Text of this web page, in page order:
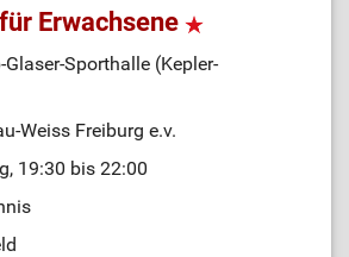
Erwachsene
Glaser-Sporthalle (Kepler-
Weiss Freiburg e.v.
19:30 bis 22:00